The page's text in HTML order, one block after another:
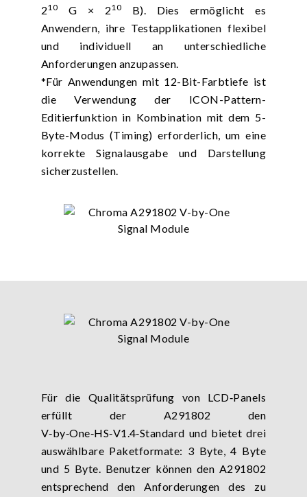
210 G × 210
B). Dies ermöglicht es
Anwendern, ihre Testapplikationen flexibel
und individuell an unterschiedliche
Anforderungen anzupassen.
*Für Anwendungen mit 12-Bit-Farbtiefe ist
die Verwendung der ICON-Pattern-
Editierfunktion in Kombination mit dem 5-
Byte-Modus (Timing) erforderlich, um eine
korrekte Signalausgabe und Darstellung
sicherzustellen.
Für die Qualitätsprüfung von LCD‑Panels
erfüllt der A291802 den
V‑by‑One‑HS‑V1.4‑Standard und bietet drei
auswählbare Paketformate: 3 Byte, 4 Byte
und 5 Byte. Benutzer können den A291802
entsprechend den Anforderungen des zu